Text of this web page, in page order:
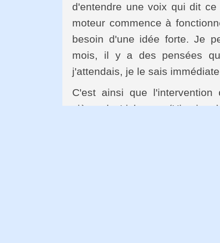
d'entendre une voix qui dit
moteur commence à
besoin d'une idée forte. Je
mois, il y a des pensées
j'attendais, je le sais
C'est ainsi que
siège de Lisbonne (Histoire